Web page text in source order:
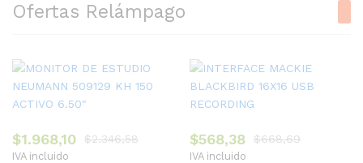
Ofertas Relámpago
$1.968,10 $2.346,58
IVA incluido
$568,38 $668,69
IVA incluido